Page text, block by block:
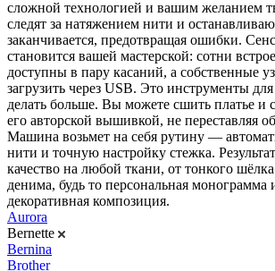
сложной технологией и вашим желанием
следят за натяжением нити и
заканчивается, предотвращая ошибки.
становится вашей мастерской: сотни
доступны в пару касаний, а собственные
загрузить через USB. Это инструменты для
делать больше. Вы можете сшить платье и
его авторской вышивкой, не переставляя
Машина возьмет на себя рутину —
нити и точную настройку стежка.
качество на любой ткани, от тонкого
денима, будь то персональная монограмма
декоративная композиция.
Aurora
Bernette
Bernina
Brother